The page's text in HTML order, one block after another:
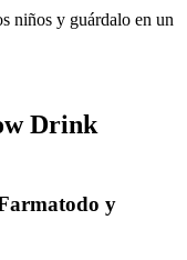
niños y guárdalo en un
Drink
y